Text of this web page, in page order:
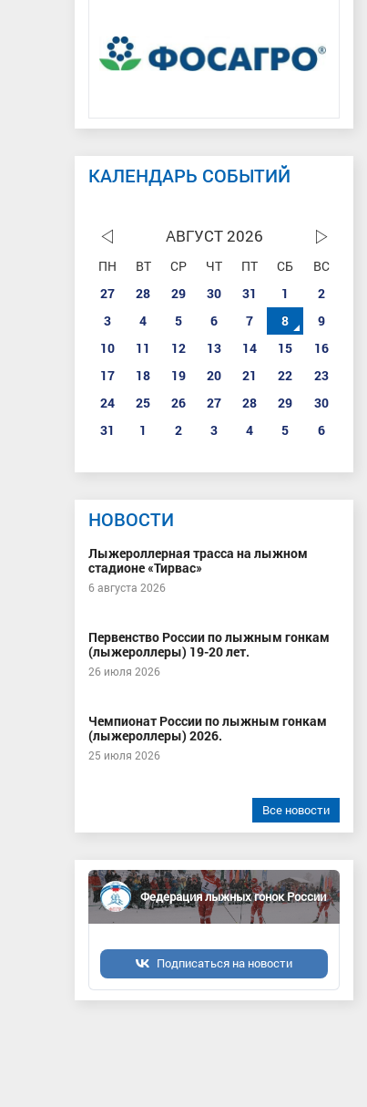
КАЛЕНДАРЬ СОБЫТИЙ
АВГУСТ 2026
ПН ВТ СР ЧТ ПТ СБ
ВС
27
28 29 30 31 1
2
3
4 5 6 7 8
9
10
11 12 13 14 15
16
17
18 19 20 21 22
23
24
25 26 27 28 29
30
31
1 2 3 4 5 6
НОВОСТИ
Лыжероллерная трасса на лыжном
стадионе «Тирвас»
6 августа 2026
Первенство России по лыжным гонкам
(лыжероллеры) 19-20 лет.
26 июля 2026
Чемпионат России по лыжным гонкам
(лыжероллеры) 2026.
25 июля 2026
Все новости
Федерация лыжных гонок России
Подписаться на новости